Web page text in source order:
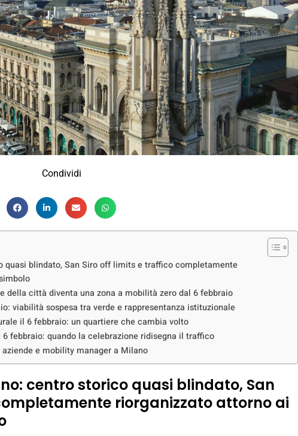
Condividi
blindato, San Siro off limits e traffico completamente
della città diventa una zona a mobilità zero dal 6 febbraio
viabilità sospesa tra verde e rappresentanza istituzionale
il 6 febbraio: un quartiere che cambia volto
febbraio: quando la celebrazione ridisegna il traffico
e mobility manager a Milano
centro storico quasi blindato, San
riorganizzato attorno ai